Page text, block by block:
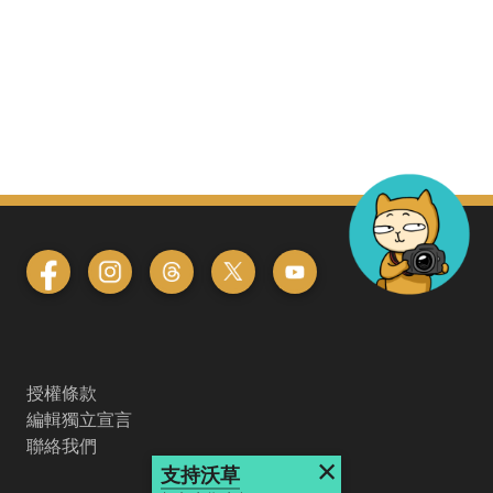
授權條款
編輯獨立宣言
聯絡我們
支持沃草 ×